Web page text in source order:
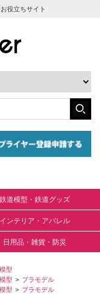
役立ちサイト
鉄道模型・鉄道グッズ
インテリア・アパレル
日用品・雑貨・防災
型
型
プラモデル
型
プラモデル